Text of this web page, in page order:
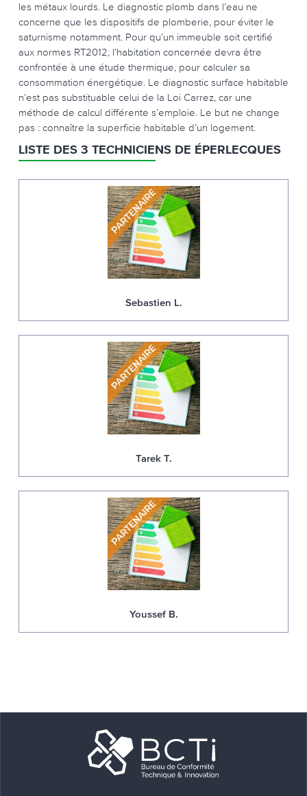
les métaux lourds. Le diagnostic plomb dans l’eau ne
concerne que les dispositifs de plomberie, pour éviter le
saturnisme notamment. Pour qu’un immeuble soit certifié
aux normes RT2012, l’habitation concernée devra être
confrontée à une étude thermique, pour calculer sa
consommation énergétique. Le diagnostic surface habitable
n’est pas substituable celui de la Loi Carrez, car une
méthode de calcul différente s’emploie. Le but ne change
pas : connaître la superficie habitable d’un logement.
LISTE DES 3 TECHNICIENS DE ÉPERLECQUES
Sebastien L.
Tarek T.
Youssef B.